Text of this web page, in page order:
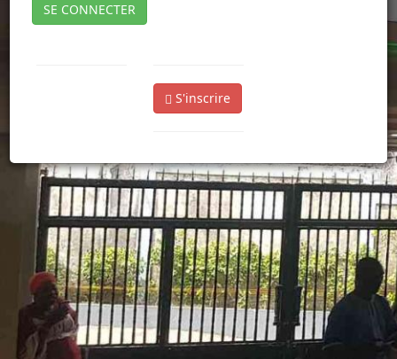
SE CONNECTER
S'inscrire